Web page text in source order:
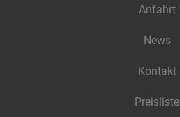
Anfahrt
News
Kontakt
Preisliste